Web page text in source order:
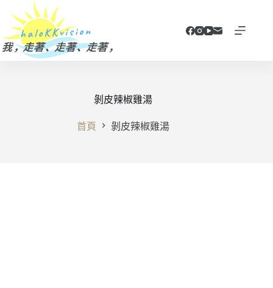
主
要
剝皮辣椒雞湯
首頁 剝皮辣椒雞湯